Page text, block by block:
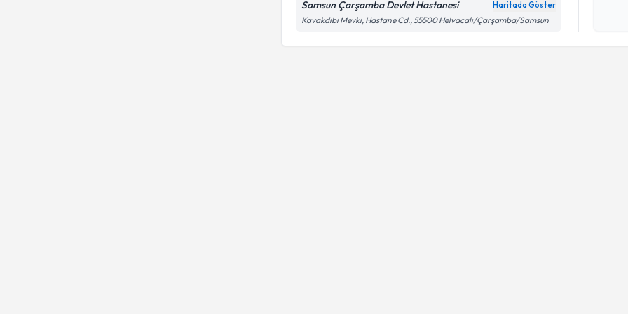
Samsun Çarşamba Devlet Hastanesi Haritada Göster
Kavakdibi Mevki, Hastane Cd., 55500 Helvacalı/Çarşamba/Samsun